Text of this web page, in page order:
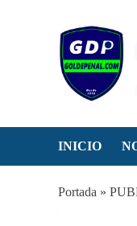
INICIO
Portada »